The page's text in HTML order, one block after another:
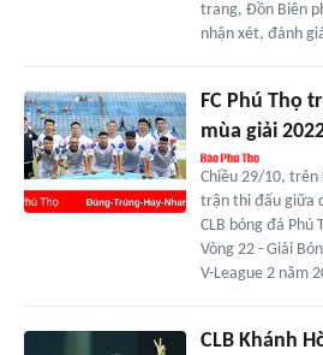
trang, Đồn Biên
nhận xét, đánh
FC Phú Thọ
mùa giải
Chiều 29/10, trên
trận thi đấu giữa
CLB bóng đá Phú
Vòng 22 - Giải
V-League 2 năm
CLB Khánh